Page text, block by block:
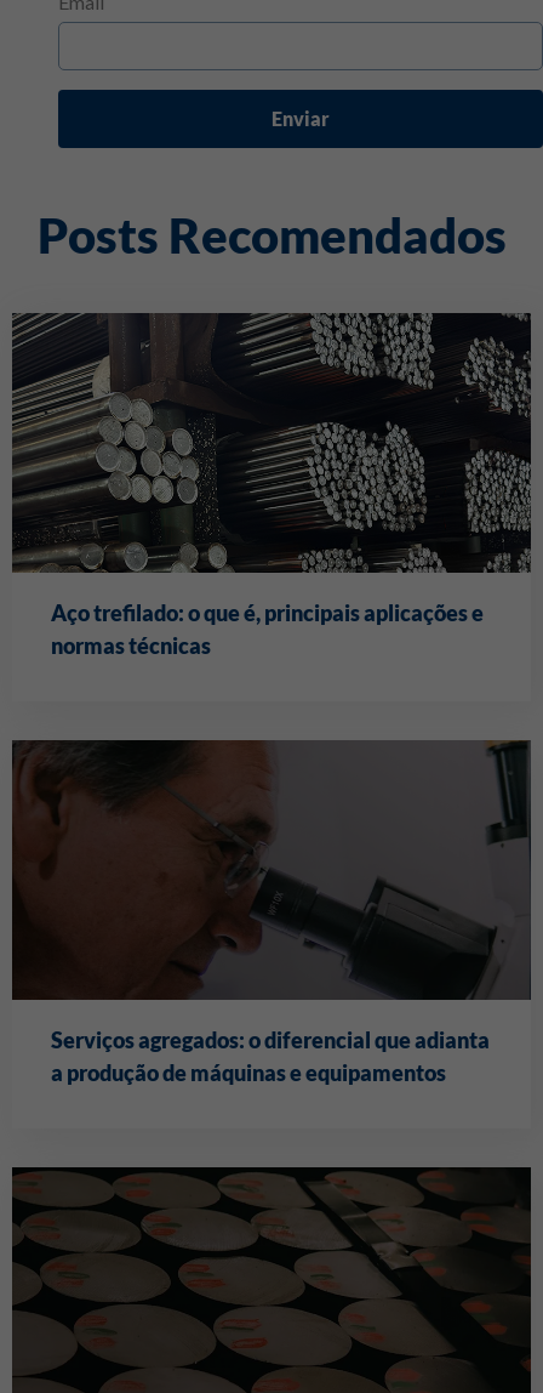
Enviar
Posts Recomendados
Aço trefilado: o que é, principais aplicações e
normas técnicas
Serviços agregados: o diferencial que adianta
a produção de máquinas e equipamentos